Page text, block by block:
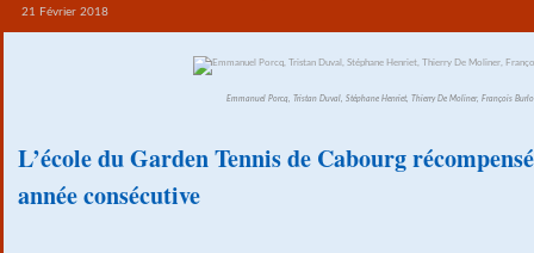
21 Février 2018
Emmanuel Porcq, Tristan Duval, Stéphane Henriet, Thierry De Moliner, François
L’école du Garden Tennis de Cabourg
année consécutive